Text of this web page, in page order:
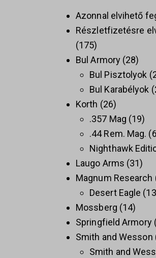
Azonnal elvihető
Részletfizetésre
175
Bul Armory 28
Bul Pisztolyok
Bul Karabélyok
Korth 26
.357 Mag 19
.44 Rem. Mag.
6
Nighthawk
Laugo Arms 31
Magnum Research
Desert Eagle 13
Mossberg 14
Springfield Armory
Smith and Wesson
Smith and